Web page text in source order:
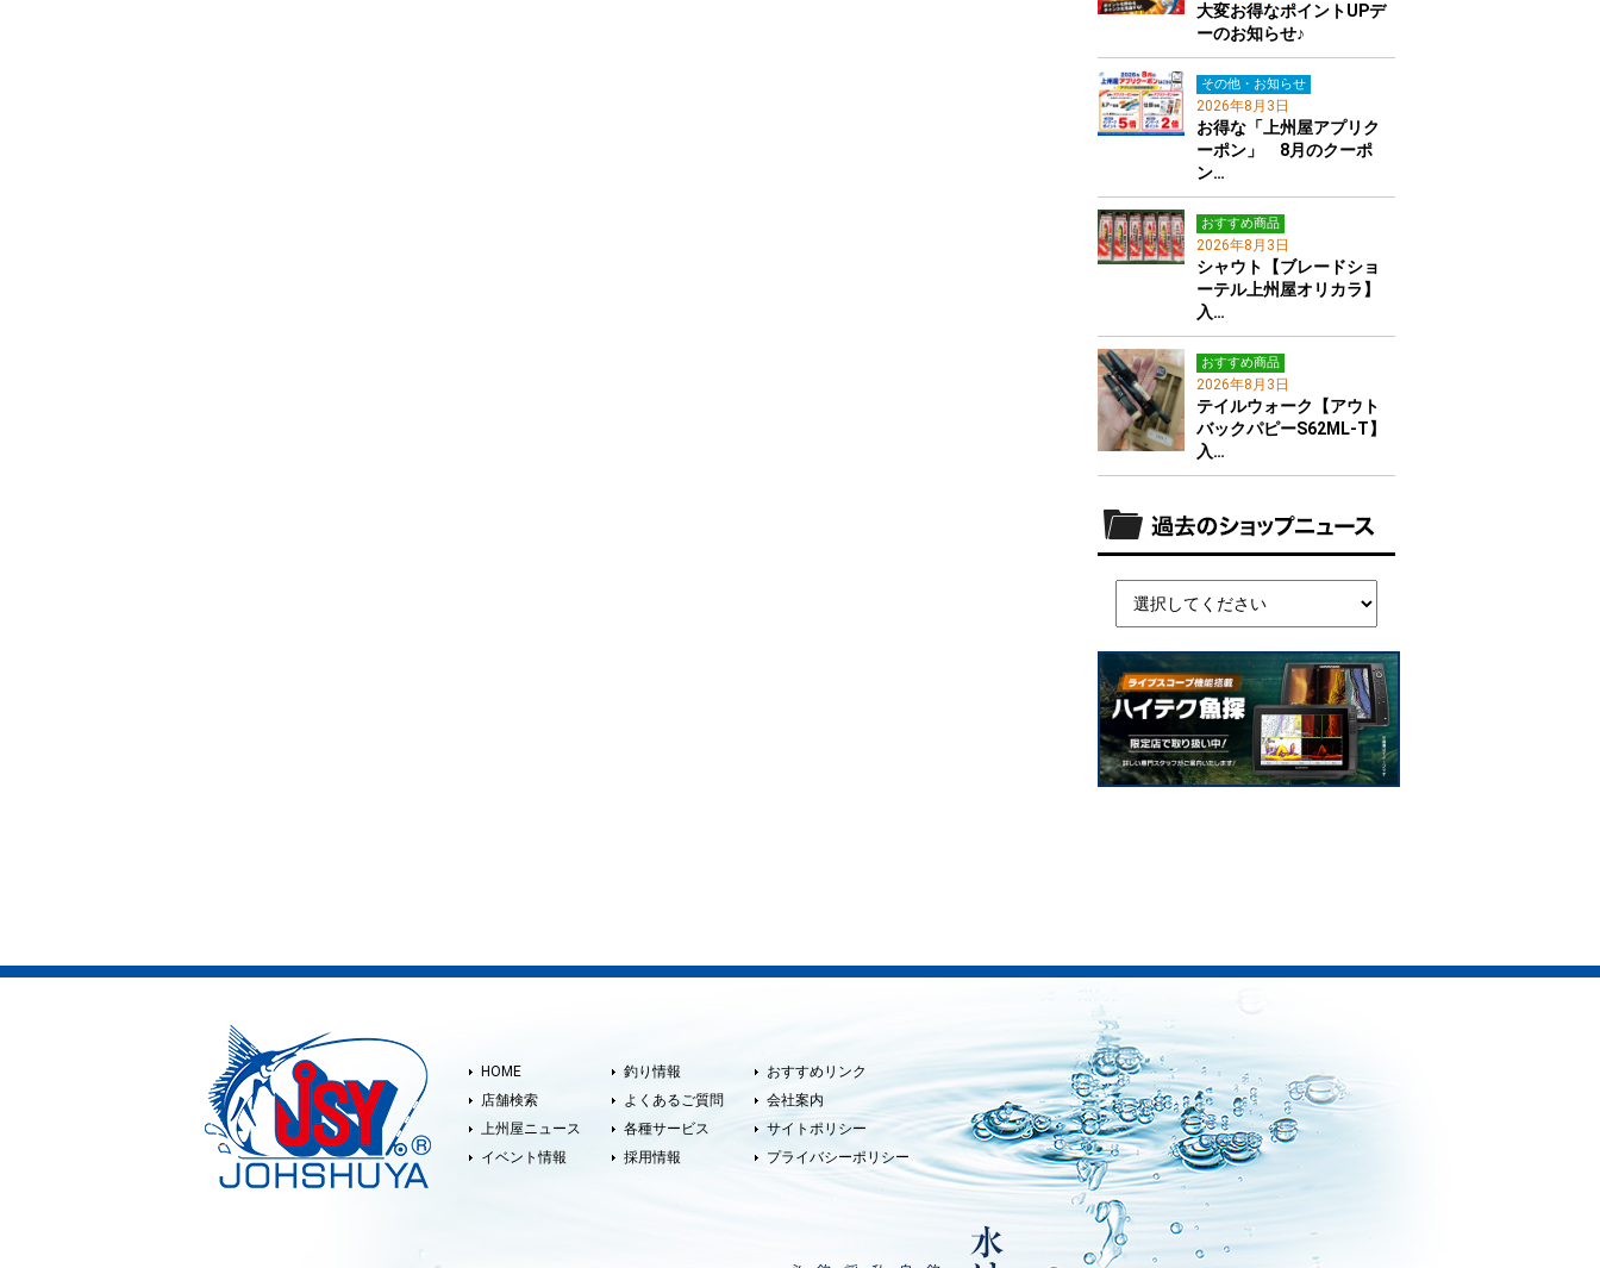
大変お得なポイントUPデ
ーのお知らせ♪
その他・お知らせ
2026年8月3日
お得な「上州屋アプリク
ーポン」 8月のクーポ
ン…
おすすめ商品
2026年8月3日
シャウト【ブレードショ
ーテル上州屋オリカラ】
入…
おすすめ商品
2026年8月3日
テイルウォーク【アウト
バックパピーS62ML-T】
入…
HOME
店舗検索
上州屋ニュース
イベント情報
釣り情報
よくあるご質問
各種サービス
採用情報
おすすめリンク
会社案内
サイトポリシー
プライバシーポリシー